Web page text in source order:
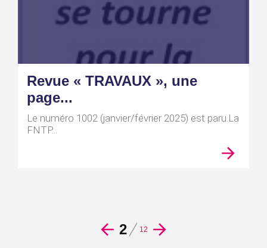
Revue « TRAVAUX », une
page...
Le numéro 1002 (janvier/février 2025) est paru.La
FNTP...
2 12